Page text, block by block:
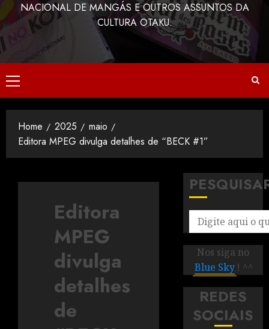
NACIONAL DE MANGÁS E OUTROS ASSUNTOS DA
CULTURA OTAKU.
Home 2025
maio
Editora MPEG divulga detalhes de “BECK #1”
Editora
MPEG
divulga
detalhes
de
Nos siga no
Blue Sky ! ^^
REDES
SOCIAIS